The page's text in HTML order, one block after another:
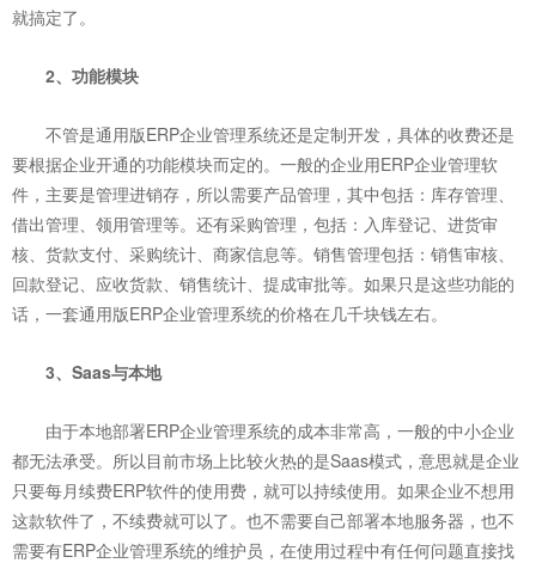
就搞定了。
2、功能模块
不管是通用版ERP企业管理系统还是定制开发，具体的收费还是
要根据企业开通的功能模块而定的。一般的企业用ERP企业管理软
件，主要是管理进销存，所以需要产品管理，其中包括：库存管理、
借出管理、领用管理等。还有采购管理，包括：入库登记、进货审
核、货款支付、采购统计、商家信息等。销售管理包括：销售审核、
回款登记、应收货款、销售统计、提成审批等。如果只是这些功能的
话，一套通用版ERP企业管理系统的价格在几千块钱左右。
3、Saas与本地
由于本地部署ERP企业管理系统的成本非常高，一般的中小企业
都无法承受。所以目前市场上比较火热的是Saas模式，意思就是企业
只要每月续费ERP软件的使用费，就可以持续使用。如果企业不想用
这款软件了，不续费就可以了。也不需要自己部署本地服务器，也不
需要有ERP企业管理系统的维护员，在使用过程中有任何问题直接找